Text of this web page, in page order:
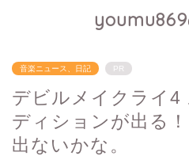
youmu869
音楽ニュース、日記 PR
デビルメイクライ4
ディションが出る
出ないかな。